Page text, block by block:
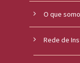
O que
Rede de